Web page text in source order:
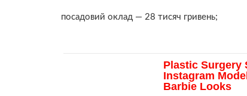
посадовий оклад — 28 тисяч гривень;